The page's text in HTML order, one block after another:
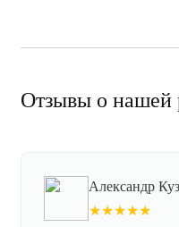
Отзывы о нашей
Александр
★★★★★